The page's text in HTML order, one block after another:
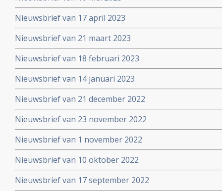
Nieuwsbrief van 17 april 2023
Nieuwsbrief van 21 maart 2023
Nieuwsbrief van 18 februari 2023
Nieuwsbrief van 14 januari 2023
Nieuwsbrief van 21 december 2022
Nieuwsbrief van 23 november 2022
Nieuwsbrief van 1 november 2022
Nieuwsbrief van 10 oktober 2022
Nieuwsbrief van 17 september 2022